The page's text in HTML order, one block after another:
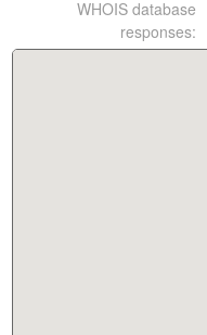
WHOIS database
responses: